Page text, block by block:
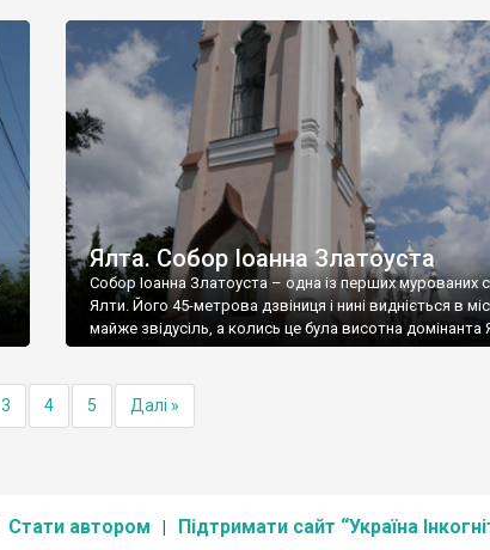
Ялта. Собор Іоанна Златоуста
Собор Іоанна Златоуста – одна із перших мурованих
Ялти. Його 45-метрова дзвіниця і нині видніється в
майже звідусіль, а колись це була висотна домінанта
3 4 5 Далі »
Стати автором Підтримати сайт “Україна